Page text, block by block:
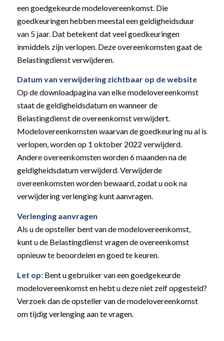
een goedgekeurde modelovereenkomst. Die
goedkeuringen hebben meestal een geldigheidsduur
van 5 jaar. Dat betekent dat veel goedkeuringen
inmiddels zijn verlopen. Deze overeenkomsten gaat de
Belastingdienst verwijderen.
Datum van verwijdering zichtbaar op de website
Op de downloadpagina van elke modelovereenkomst
staat de geldigheidsdatum en wanneer de
Belastingdienst de overeenkomst verwijdert.
Modelovereenkomsten waarvan de goedkeuring nu al is
verlopen, worden op 1 oktober 2022 verwijderd.
Andere overeenkomsten worden 6 maanden na de
geldigheidsdatum verwijderd. Verwijderde
overeenkomsten worden bewaard, zodat u ook na
verwijdering verlenging kunt aanvragen.
Verlenging aanvragen
Als u de opsteller bent van de modelovereenkomst,
kunt u de Belastingdienst vragen de overeenkomst
opnieuw te beoordelen en goed te keuren.
Let op:Bent u gebruiker van een goedgekeurde
modelovereenkomst en hebt u deze niet zelf opgesteld?
Verzoek dan de opsteller van de modelovereenkomst
om tijdig verlenging aan te vragen.